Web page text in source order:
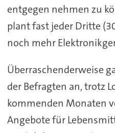
entgegen nehmen zu
plant fast jeder Dritte
noch mehr
Überraschenderweise
der Befragten an, trotz
kommenden Monaten
Angebote für